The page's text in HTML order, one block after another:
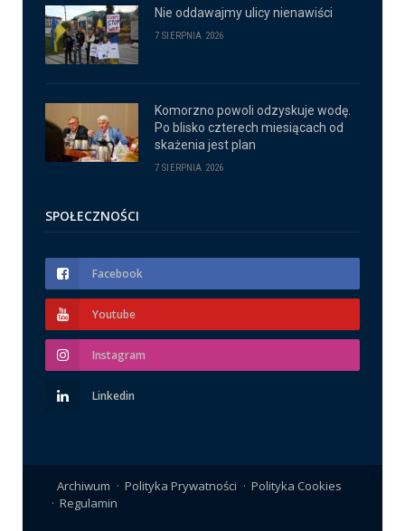
Nie oddawajmy ulicy nienawiści
7 SIERPNIA 2026
Komorzno powoli odzyskuje wodę.
Po blisko czterech miesiącach od
skażenia jest plan
7 SIERPNIA 2026
SPOŁECZNOŚCI
Facebook
Youtube
Instagram
Linkedin
Archiwum Polityka Prywatności
Polityka Cookies
Regulamin